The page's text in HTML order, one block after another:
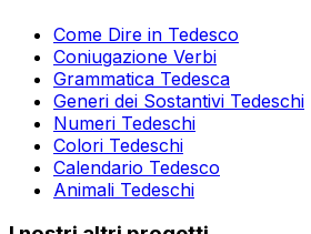
Come Dire in Tedesco
Coniugazione Verbi
Grammatica Tedesca
Generi dei Sostantivi Tedeschi
Numeri Tedeschi
Colori Tedeschi
Calendario Tedesco
Animali Tedeschi